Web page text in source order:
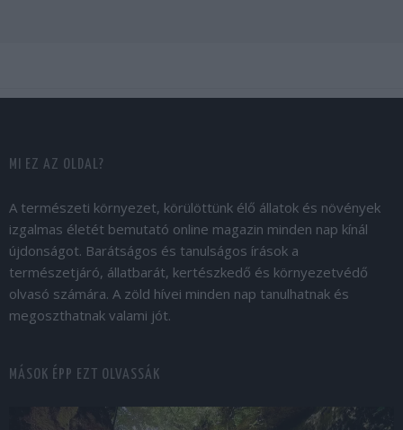
MI EZ AZ OLDAL?
A természeti környezet, körülöttünk élő állatok és növények
izgalmas életét bemutató online magazin minden nap kínál
újdonságot. Barátságos és tanulságos írások a
természetjáró, állatbarát, kertészkedő és környezetvédő
olvasó számára. A zöld hívei minden nap tanulhatnak és
megoszthatnak valami jót.
MÁSOK ÉPP EZT OLVASSÁK